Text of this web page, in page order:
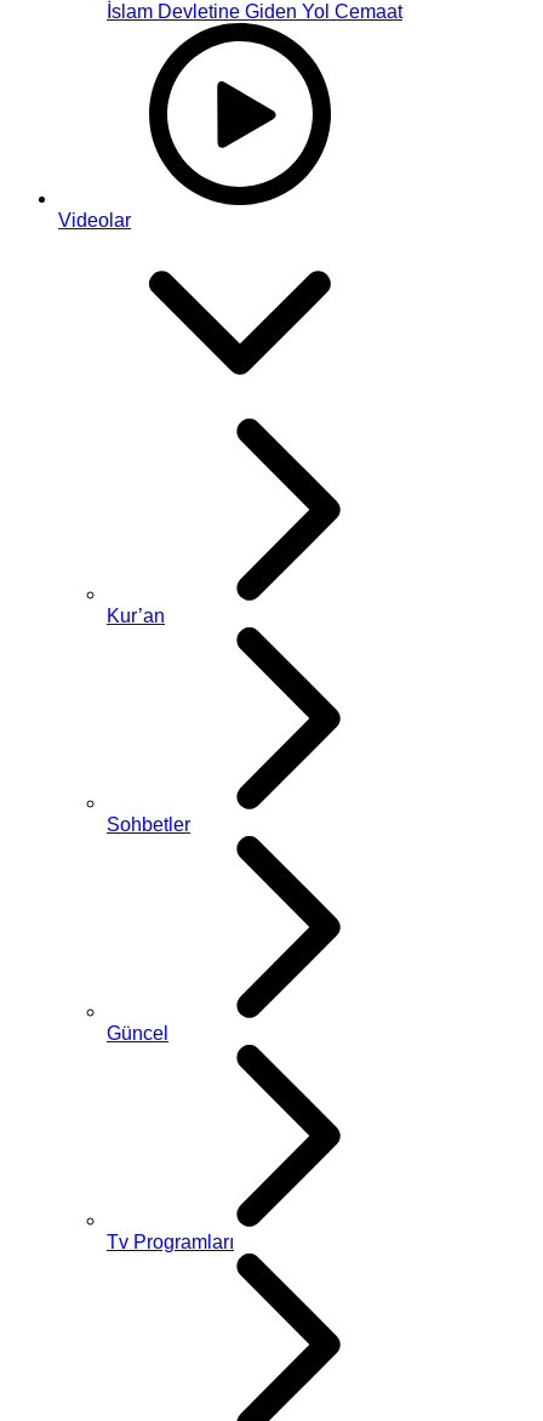
İslam Devletine Giden Yol Cemaat
Videolar
Kur’an
Sohbetler
Güncel
Tv Programları